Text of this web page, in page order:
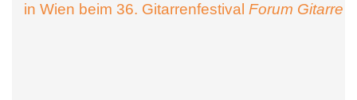
in Wien beim 36. Gitarrenfestival Forum Gitarre